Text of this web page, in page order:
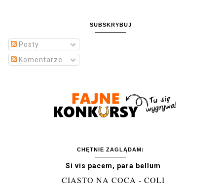
SUBSKRYBUJ
Posty
Komentarze
CHĘTNIE ZAGLĄDAM:
Si vis pacem, para bellum
CIASTO NA COCA - COLI